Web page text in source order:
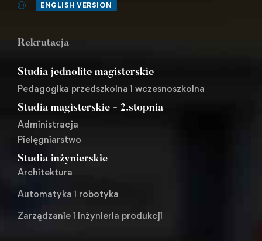
ENGLISH VERSION
Rekrutacja
Studia jednolite magisterskie
Pedagogika przedszkolna i wczesnoszkolna
Studia magisterskie - 2.stopnia
Administracja
Pielęgniarstwo
Studia inżynierskie
Architektura
Automatyka i robotyka
Zarządzanie i inżynieria produkcji